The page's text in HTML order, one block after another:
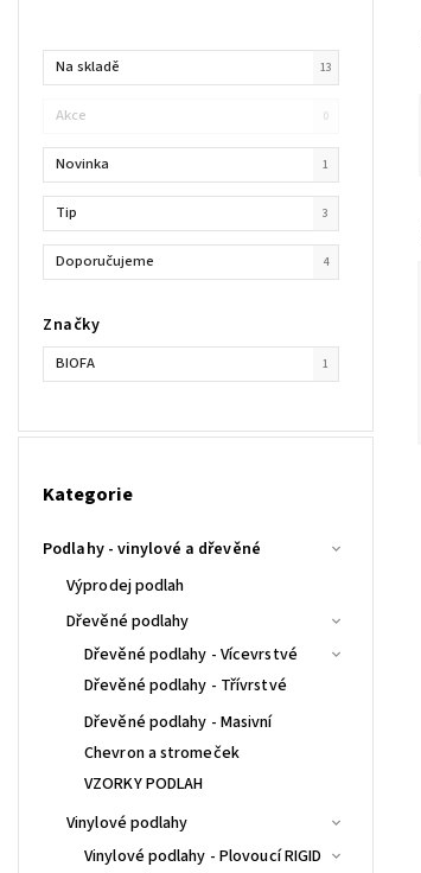
Na skladě 13
Akce 0
Novinka 1
Tip 3
Doporučujeme 4
Značky
BIOFA 1
Kategorie
Podlahy - vinylové a dřevěné
Výprodej podlah
Dřevěné podlahy
Dřevěné podlahy - Vícevrstvé
Dřevěné podlahy - Třívrstvé
Dřevěné podlahy - Masivní
Chevron a stromeček
VZORKY PODLAH
Vinylové podlahy
Vinylové podlahy - Plovoucí RIGID